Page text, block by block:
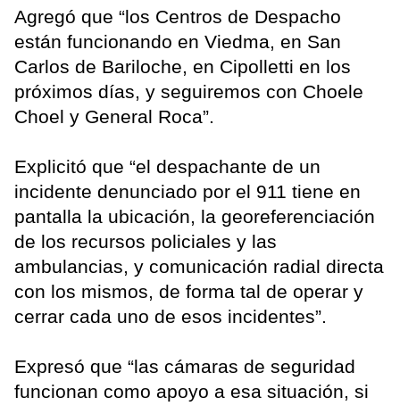
Agregó que “los Centros de Despacho
están funcionando en Viedma, en San
Carlos de Bariloche, en Cipolletti en los
próximos días, y seguiremos con Choele
Choel y General Roca”.
Explicitó que “el despachante de un
incidente denunciado por el 911 tiene en
pantalla la ubicación, la georeferenciación
de los recursos policiales y las
ambulancias, y comunicación radial directa
con los mismos, de forma tal de operar y
cerrar cada uno de esos incidentes”.
Expresó que “las cámaras de seguridad
funcionan como apoyo a esa situación, si